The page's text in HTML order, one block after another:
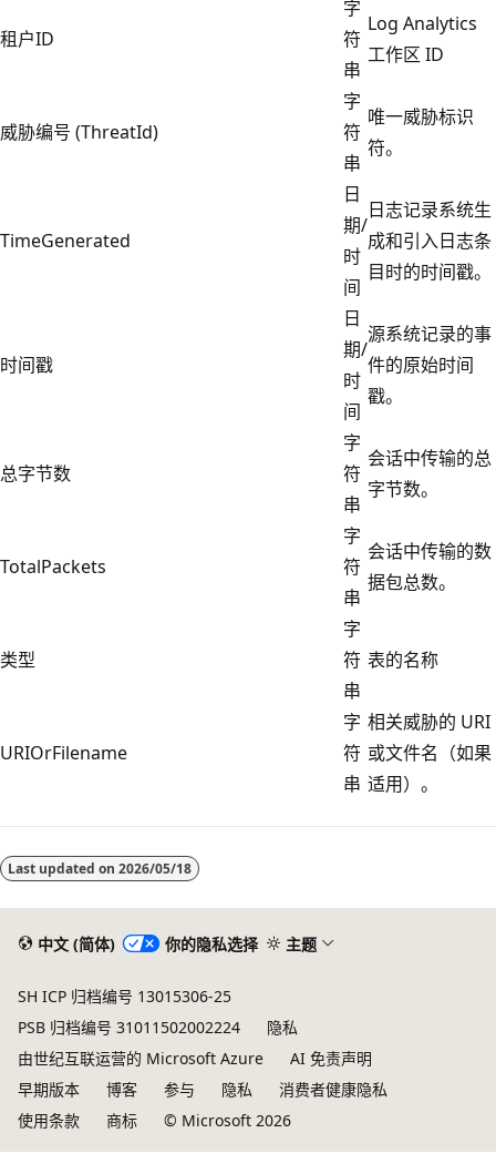
租户ID
字
符
串
Log Analytics
工作区 ID
威胁编号 (ThreatId)
字
符
串
唯一威胁标识
符。
TimeGenerated
日
期/
时
间
日志记录系统生
成和引入日志条
目时的时间戳。
时间戳
日
期/
时
间
源系统记录的事
件的原始时间
戳。
总字节数
字
符
串
会话中传输的总
字节数。
TotalPackets
字
符
串
会话中传输的数
据包总数。
类型
字
符
串
表的名称
URIOrFilename
字
符
串
相关威胁的 URI
或文件名（如果
适用）。
Last updated on 2026/05/18
中文 (简体) 你的隐私选择 主题
SH ICP 归档编号 13015306-25
PSB 归档编号 31011502002224
隐私
由世纪互联运营的 Microsoft Azure
AI 免责声明
早期版本
博客 参与 隐私
消费者健康隐私
使用条款
商标 © Microsoft 2026